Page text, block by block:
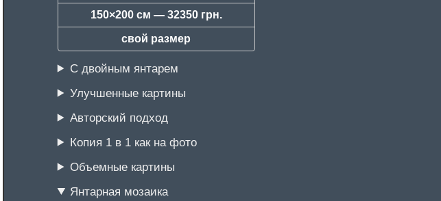
150×200 см — 32350 грн.
свой размер
С двойным янтарем
Улучшенные картины
Авторский подход
Копия 1 в 1 как на фото
Объемные картины
Янтарная мозаика